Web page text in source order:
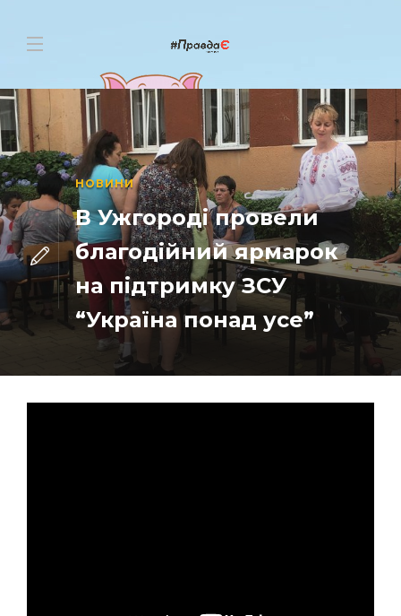
НОВИНИ
В Ужгороді провели
благодійний ярмарок
на підтримку ЗСУ
“Україна понад усе”